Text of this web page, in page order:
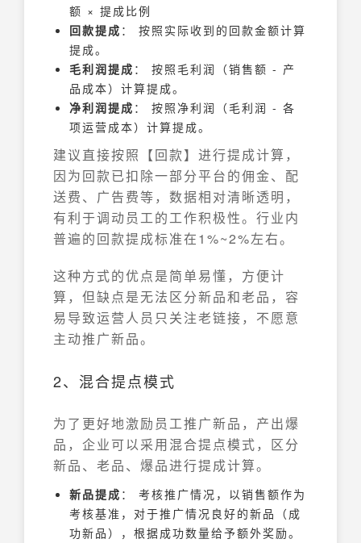
额 × 提成比例
回款提成 ： 按照实际收到的回款金额计算
提成。
毛利润提成 ： 按照毛利润（销售额 - 产
品成本）计算提成。
净利润提成 ： 按照净利润（毛利润 - 各
项运营成本）计算提成。
建议直接按照【回款】进行提成计算，
因为回款已扣除一部分平台的佣金、配
送费、广告费等，数据相对清晰透明，
有利于调动员工的工作积极性。行业内
普遍的回款提成标准在1%~2%左右。
这种方式的优点是简单易懂，方便计
算，但缺点是无法区分新品和老品，容
易导致运营人员只关注老链接，不愿意
主动推广新品。
2、混合提点模式
为了更好地激励员工推广新品，产出爆
品，企业可以采用混合提点模式，区分
新品、老品、爆品进行提成计算。
新品提成 ： 考核推广情况，以销售额作为
考核基准，对于推广情况良好的新品（成
功新品），根据成功数量给予额外奖励。